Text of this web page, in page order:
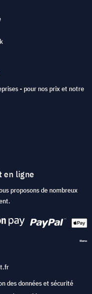
- pour nos prix et notre
en ligne
proposons de nombreux
des données et sécurité